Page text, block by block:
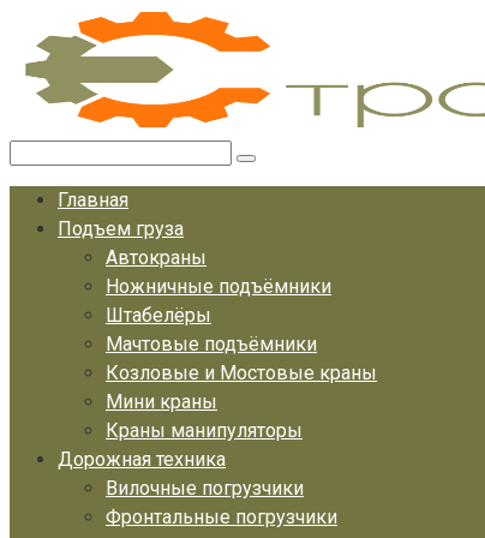
Перейти
контенту
Главная
Подъем груза
Автокраны
Ножничные подъёмники
Штабелёры
Мачтовые подъёмники
Козловые и Мостовые краны
Мини краны
Краны манипуляторы
Дорожная техника
Вилочные погрузчики
Фронтальные погрузчики